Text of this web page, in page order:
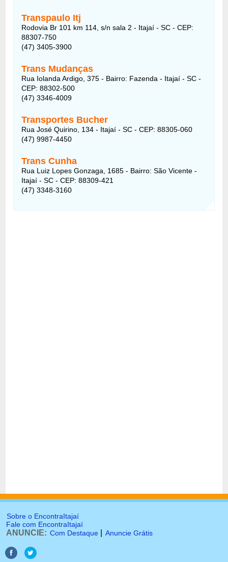
Transpaulo Itj
Rodovia Br 101 km 114, s/n sala 2 - Itajaí - SC - CEP:
88307-750
(47) 3405-3900
Trans Mudanças
Rua Iolanda Ardigo, 375 - Bairro: Fazenda - Itajaí - SC -
CEP: 88302-500
(47) 3346-4009
Transportes Bucher
Rua José Quirino, 134 - Itajaí - SC - CEP: 88305-060
(47) 9987-4450
Trans Cunha
Rua Luiz Lopes Gonzaga, 1685 - Bairro: São Vicente -
Itajaí - SC - CEP: 88309-421
(47) 3348-3160
Sobre o EncontraItajaí
Fale com EncontraItajaí
ANUNCIE: Com Destaque Anuncie Grátis